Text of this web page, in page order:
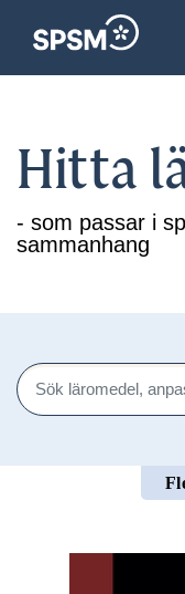
Hitta
- som passar i
sammanhang
Sök